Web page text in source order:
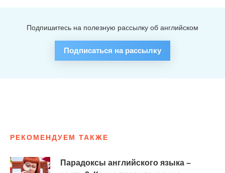
Подпишитесь на полезную рассылку об английском
Подписаться на рассылку
РЕКОМЕНДУЕМ ТАКЖЕ
Парадоксы английского языка –